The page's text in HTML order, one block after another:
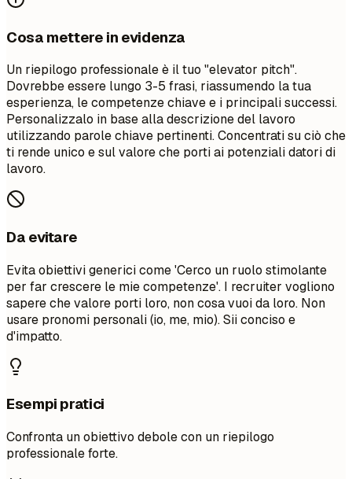
Cosa mettere in evidenza
Un riepilogo professionale è il tuo "elevator pitch".
Dovrebbe essere lungo 3-5 frasi, riassumendo la tua
esperienza, le competenze chiave e i principali successi.
Personalizzalo in base alla descrizione del lavoro
utilizzando parole chiave pertinenti. Concentrati su ciò che
ti rende unico e sul valore che porti ai potenziali datori di
lavoro.
Da evitare
Evita obiettivi generici come 'Cerco un ruolo stimolante
per far crescere le mie competenze'. I recruiter vogliono
sapere che valore porti loro, non cosa vuoi da loro. Non
usare pronomi personali (io, me, mio). Sii conciso e
d'impatto.
Esempi pratici
Confronta un obiettivo debole con un riepilogo
professionale forte.